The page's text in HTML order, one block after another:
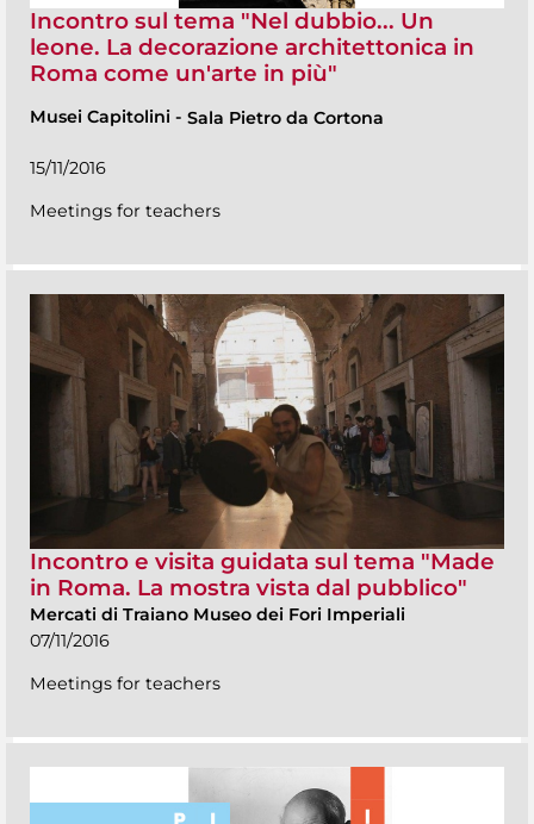
Incontro sul tema "Nel dubbio... Un
leone. La decorazione architettonica in
Roma come un'arte in più"
Musei Capitolini - Sala Pietro da Cortona
15/11/2016
Meetings for teachers
Incontro e visita guidata sul tema "Made
in Roma. La mostra vista dal pubblico"
Mercati di Traiano Museo dei Fori Imperiali
07/11/2016
Meetings for teachers